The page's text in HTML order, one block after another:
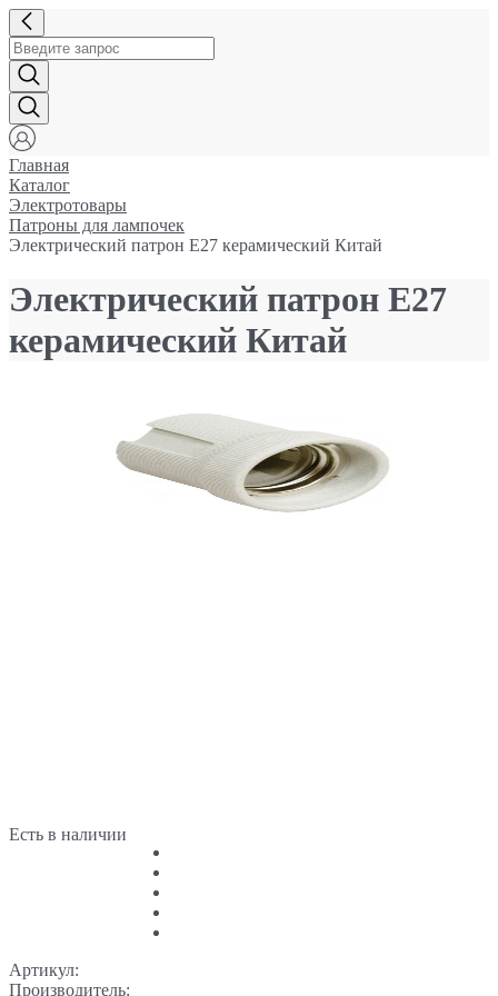
Главная
Каталог
Электротовары
Патроны для лампочек
Электрический патрон Е27 керамический Китай
Электрический патрон Е27
керамический Китай
Есть в наличии
Артикул:
Производитель: